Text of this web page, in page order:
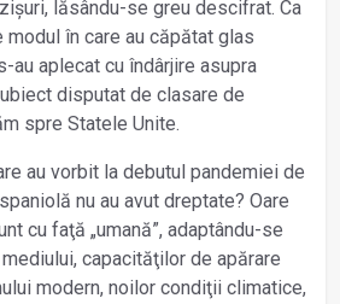
lăsându-se greu descifrat. Ca
modul în care au căpătat glas
au aplecat cu îndârjire asupra
disputat de clasare de
spre Statele Unite.
au vorbit la debutul pandemiei de
nu au avut dreptate? Oare
cu faţă „umană”, adaptându-se
capacităţilor de apărare
modern, noilor condiţii climatice,